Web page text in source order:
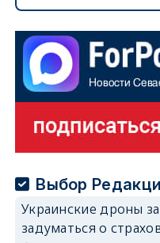
Выбор
Украинские дроны
задуматься о